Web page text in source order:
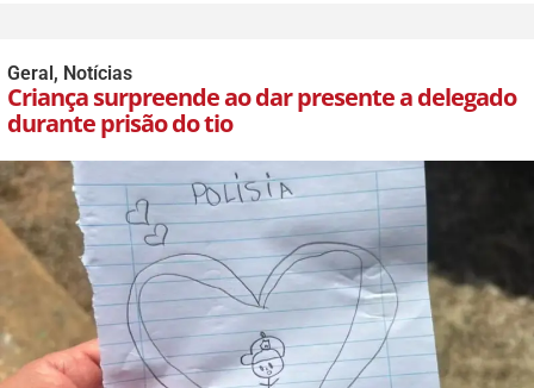
Geral, Notícias
Criança surpreende ao dar presente a delegado
durante prisão do tio